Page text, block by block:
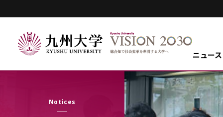
ニュース
Notices